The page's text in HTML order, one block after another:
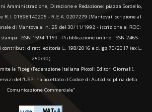
Amministrazione, Direzione e Redazione: piazza Sordello,
e R.I. 01898140205 - R.E.A. 0207279 (Mantova) iscrizione al
di Mantova al n. 25 del 30/11/1992 - iscrizione al ROC:
ISSN 1594-1159 - Pubblicazione online: ISSN 2465-
contributi diretti editoria L. 198/2016 e d.lgs 70/2017 (ex L.
250/90)
la Fipeg (Federazione Italiana Piccoli Editori Giornali),
dell'USPI ha accettato il Codice di Autodisciplina della
Comunicazione Commerciale"